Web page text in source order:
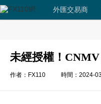
外匯交易商
未經授權！
作者：FX110 時間：2024-